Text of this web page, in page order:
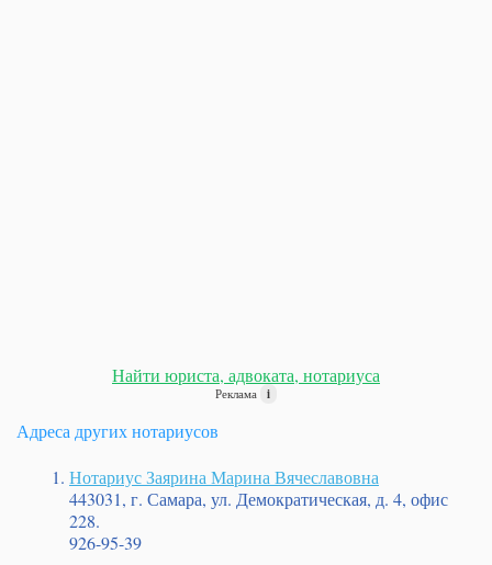
Найти юриста, адвоката, нотариуса
Реклама i
Адреса других нотариусов
Нотариус Заярина Марина Вячеславовна
443031, г. Самара, ул. Демократическая, д. 4, офис
228.
926-95-39